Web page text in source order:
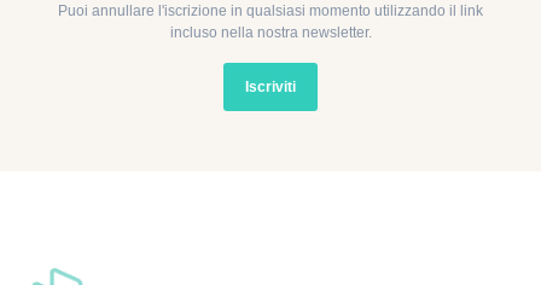
Puoi annullare l'iscrizione in qualsiasi momento utilizzando il link
incluso nella nostra newsletter.
Iscriviti